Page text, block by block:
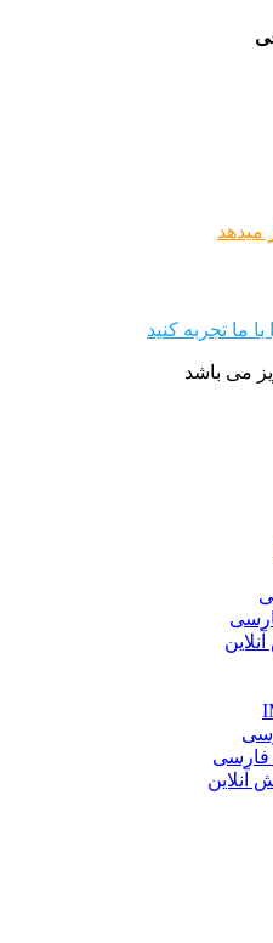
میدهد
ما تجربه کنید
می باشد
فارسی
آنلاین